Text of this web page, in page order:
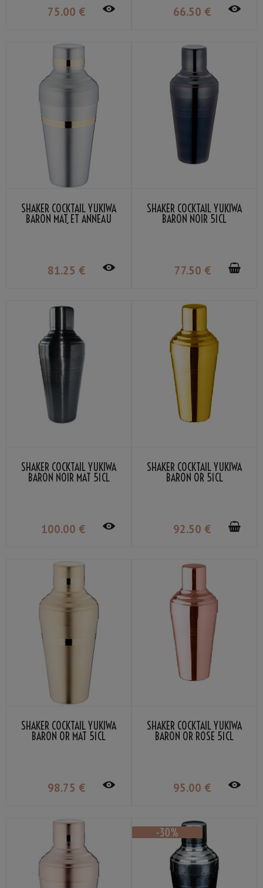
75.00 € 66.50 €
SHAKER COCKTAIL YUKIWA
BARON MAT ET ANNEAU
81.25 €
SHAKER COCKTAIL YUKIWA
BARON NOIR 51CL
77.50 €
SHAKER COCKTAIL YUKIWA
BARON NOIR MAT 51CL
100.00 €
SHAKER COCKTAIL YUKIWA
BARON OR 51CL
92.50 €
SHAKER COCKTAIL YUKIWA
BARON OR MAT 51CL
98.75 €
SHAKER COCKTAIL YUKIWA
BARON OR ROSE 51CL
95.00 €